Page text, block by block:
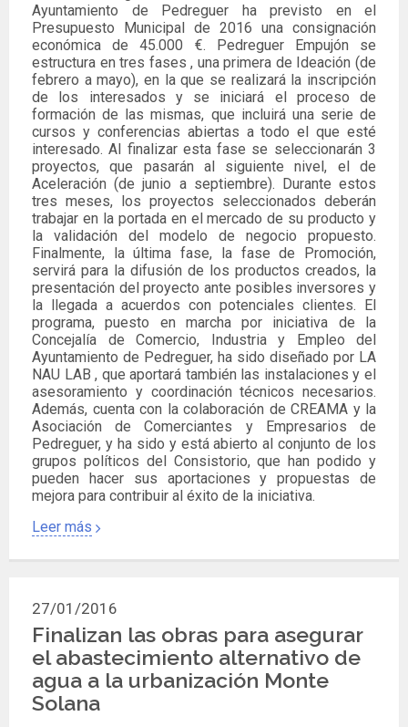
Ayuntamiento de Pedreguer ha previsto en el
Presupuesto Municipal de 2016 una consignación
económica de 45.000 €. Pedreguer Empujón se
estructura en tres fases , una primera de Ideación (de
febrero a mayo), en la que se realizará la inscripción
de los interesados ​​y se iniciará el proceso de
formación de las mismas, que incluirá una serie de
cursos y conferencias abiertas a todo el que esté
interesado. Al finalizar esta fase se seleccionarán 3
proyectos, que pasarán al siguiente nivel, el de
Aceleración (de junio a septiembre). Durante estos
tres meses, los proyectos seleccionados deberán
trabajar en la portada en el mercado de su producto y
la validación del modelo de negocio propuesto.
Finalmente, la última fase, la fase de Promoción,
servirá para la difusión de los productos creados, la
presentación del proyecto ante posibles inversores y
la llegada a acuerdos con potenciales clientes. El
programa, puesto en marcha por iniciativa de la
Concejalía de Comercio, Industria y Empleo del
Ayuntamiento de Pedreguer, ha sido diseñado por LA
NAU LAB , que aportará también las instalaciones y el
asesoramiento y coordinación técnicos necesarios.
Además, cuenta con la colaboración de CREAMA y la
Asociación de Comerciantes y Empresarios de
Pedreguer, y ha sido y está abierto al conjunto de los
grupos políticos del Consistorio, que han podido y
pueden hacer sus aportaciones y propuestas de
mejora para contribuir al éxito de la iniciativa.
Leer más
27/01/2016
Finalizan las obras para asegurar
el abastecimiento alternativo de
agua a la urbanización Monte
Solana